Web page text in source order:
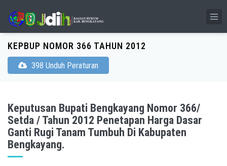
KEPBUP NOMOR 366 TAHUN 2012
398 Unduh Peraturan
Keputusan Bupati Bengkayang Nomor 366/
Setda / Tahun 2012 Penetapan Harga Dasar
Ganti Rugi Tanam Tumbuh Di Kabupaten
Bengkayang.